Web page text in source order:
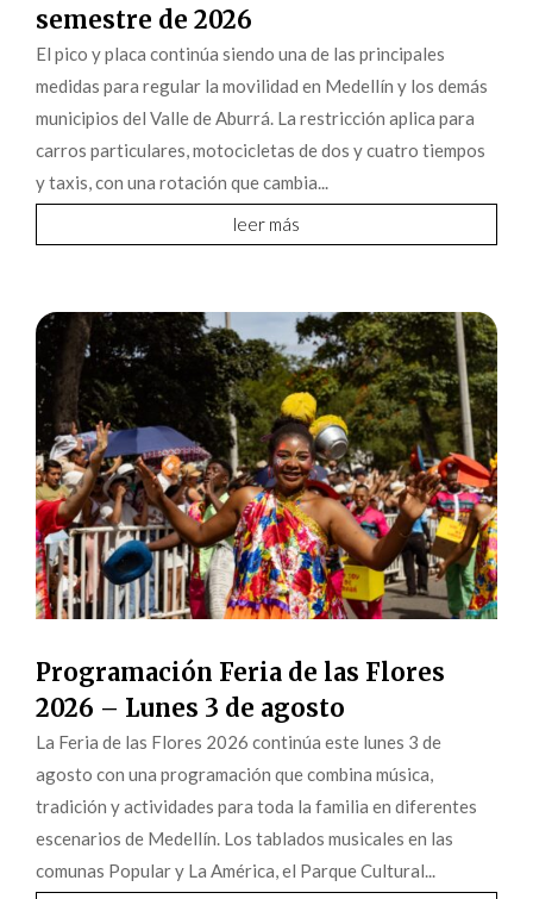
semestre de 2026
El pico y placa continúa siendo una de las principales
medidas para regular la movilidad en Medellín y los demás
municipios del Valle de Aburrá. La restricción aplica para
carros particulares, motocicletas de dos y cuatro tiempos
y taxis, con una rotación que cambia...
leer más
Programación Feria de las Flores
2026 – Lunes 3 de agosto
La Feria de las Flores 2026 continúa este lunes 3 de
agosto con una programación que combina música,
tradición y actividades para toda la familia en diferentes
escenarios de Medellín. Los tablados musicales en las
comunas Popular y La América, el Parque Cultural...